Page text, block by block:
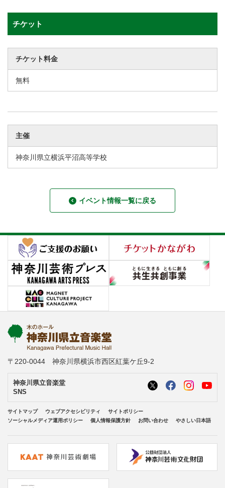
チケット
チケット料金
無料
主催
神奈川県立横浜平沼高等学校
イベント情報一覧に戻る
〒220-0044 神奈川県横浜市西区紅葉ケ丘9-2
神奈川県立音楽堂
SNS
サイトマップ ウェブアクセシビリティ
サイトポリシー
ソーシャルメディア運用ポリシー
個人情報保護方針 お問い合わせ やさしい日本語